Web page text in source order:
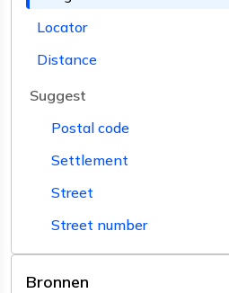
Locator
Distance
Suggest
Postal code
Settlement
Street
Street number
Bronnen